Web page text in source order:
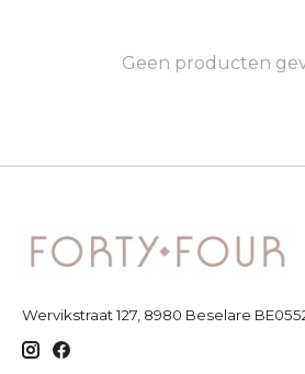
Geen producten
Wervikstraat 127, 8980 Beselare